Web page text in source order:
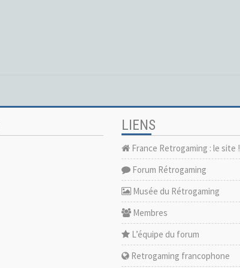
LIENS
France Retrogaming : le site !
Forum Rétrogaming
Musée du Rétrogaming
Membres
L’équipe du forum
Retrogaming francophone